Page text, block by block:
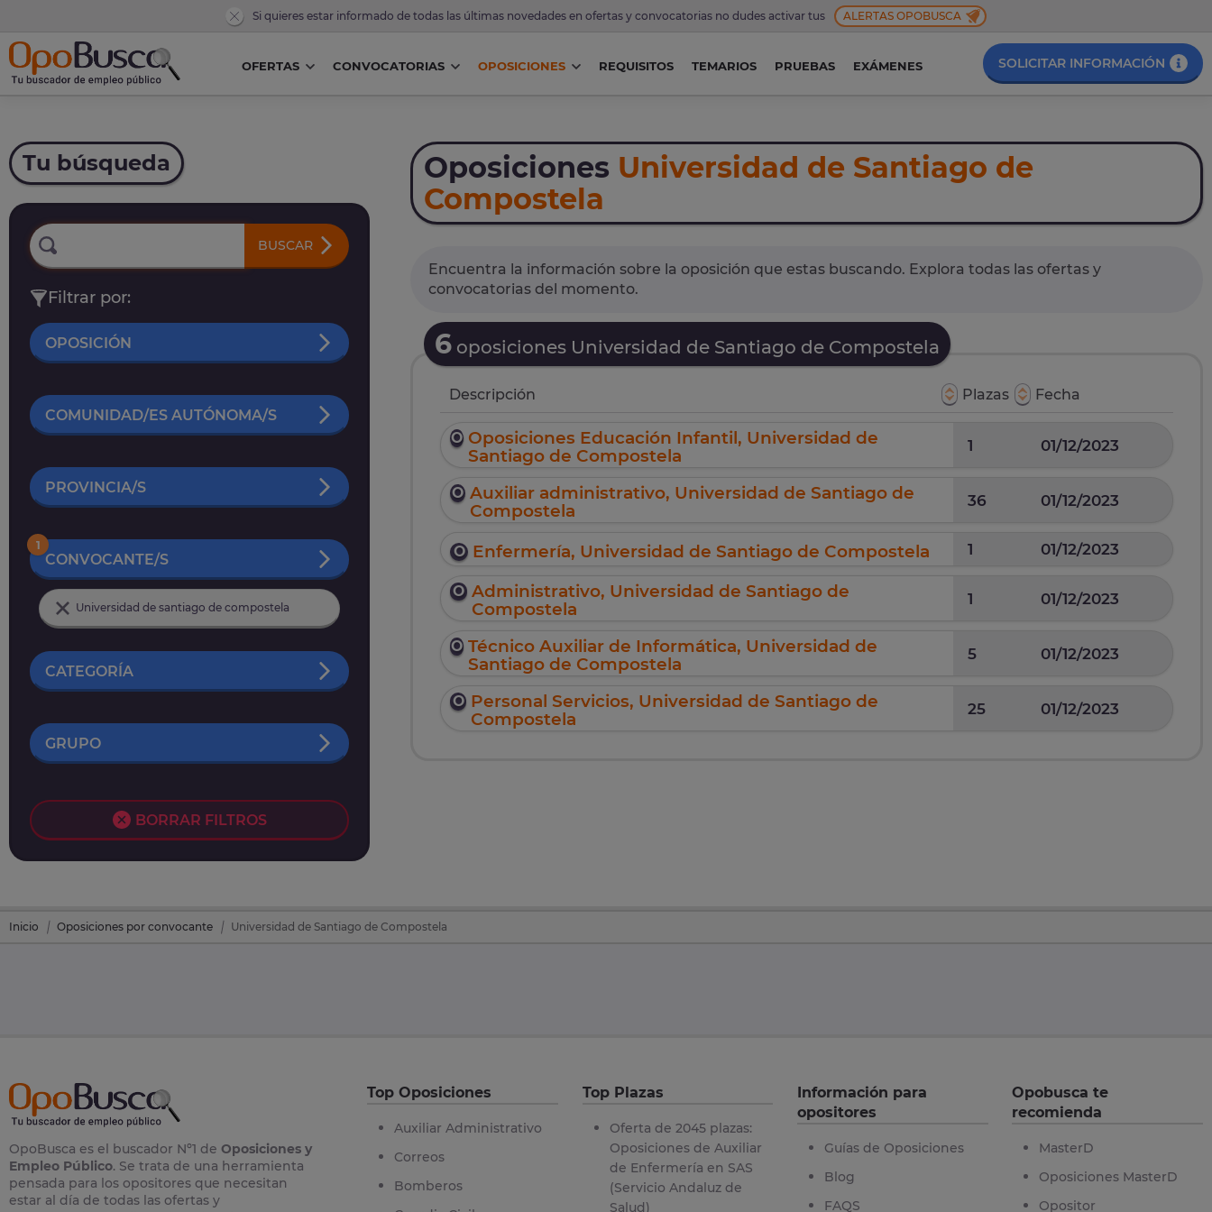
Si quieres estar informado de todas las últimas novedades en ofertas y convocatorias no dudes activar tus ALERTAS OPOBUSCA
OFERTAS CONVOCATORIAS OPOSICIONES REQUISITOS TEMARIOS PRUEBAS EXÁMENES SOLICITAR INFORMACIÓN
Tu búsqueda
BUSCAR
Filtrar por:
OPOSICIÓN
COMUNIDAD/ES AUTÓNOMA/S
PROVINCIA/S
CONVOCANTE/S
1
Universidad de santiago de compostela
CATEGORÍA
GRUPO
BORRAR FILTROS
Oposiciones Universidad de Santiago de
Compostela
Encuentra la información sobre la oposición que estas buscando. Explora todas las ofertas y
convocatorias del momento.
6 oposiciones Universidad de Santiago de Compostela
Descripción Plazas Fecha
Oposiciones Educación Infantil, Universidad de
Santiago de Compostela
1 01/12/2023
Auxiliar administrativo, Universidad de Santiago de
Compostela
36 01/12/2023
Enfermería, Universidad de Santiago de Compostela 1 01/12/2023
Administrativo, Universidad de Santiago de
Compostela
1 01/12/2023
Técnico Auxiliar de Informática, Universidad de
Santiago de Compostela
5 01/12/2023
Personal Servicios, Universidad de Santiago de
Compostela
25 01/12/2023
Inicio Oposiciones por convocante Universidad de Santiago de Compostela
OpoBusca es el buscador Nº1 de Oposiciones y
Empleo Público. Se trata de una herramienta
pensada para los opositores que necesitan
estar al día de todas las ofertas y
Top Oposiciones
Auxiliar Administrativo
Correos
Bomberos
Top Plazas
Oferta de 2045 plazas:
Oposiciones de Auxiliar
de Enfermería en SAS
(Servicio Andaluz de
Salud)
Información para
opositores
Guías de Oposiciones
Blog
FAQS
Opobusca te
recomienda
MasterD
Oposiciones MasterD
Opositor